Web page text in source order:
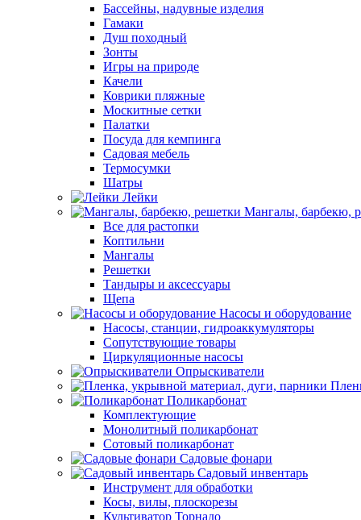
Бассейны, надувные изделия
Гамаки
Душ походный
Зонты
Игры на природе
Качели
Коврики пляжные
Москитные сетки
Палатки
Посуда для кемпинга
Садовая мебель
Термосумки
Шатры
Лейки
Мангалы, барбекю,
Все для растопки
Коптильни
Мангалы
Решетки
Тандыры и аксессуары
Щепа
Насосы и оборудование
Насосы, станции, гидроаккумуляторы
Сопутствующие товары
Циркуляционные насосы
Опрыскиватели
Поликарбонат
Комплектующие
Монолитный поликарбонат
Сотовый поликарбонат
Садовые фонари
Садовый инвентарь
Инструмент для обработки
Косы, вилы, плоскорезы
Культиватор Торнадо